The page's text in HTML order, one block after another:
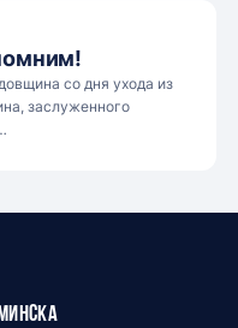
со дня ухода из
заслуженного